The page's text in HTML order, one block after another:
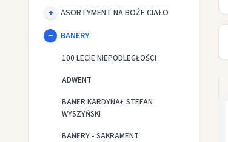
ASORTYMENT NA BOŻE CIAŁO
BANERY
100 LECIE NIEPODLEGŁOŚCI
ADWENT
BANER KARDYNAŁ STEFAN
WYSZYŃSKI
BANERY - SAKRAMENT